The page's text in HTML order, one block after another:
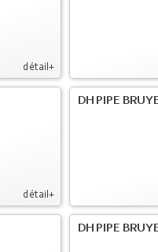
détail+
détail+
DH PIPE
DH PIPE